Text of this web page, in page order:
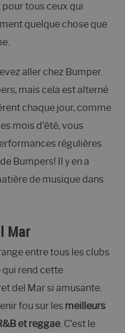
tous ceux qui
quelque chose que
aller chez Bumper.
mais cela est alterné
chaque jour, comme
mois d'été, vous
régulières
Bumpers! Il y en a
de musique dans
Mar
entre tous les clubs
qui rend cette
del Mar si amusante.
fou sur les meilleurs
et reggae. C'est le